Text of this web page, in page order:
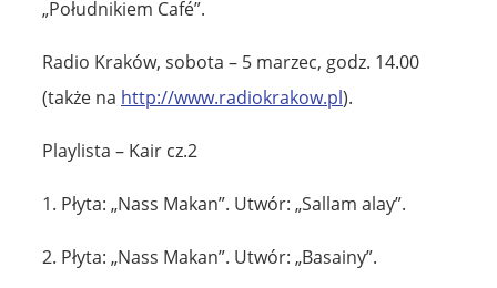
„Południkiem Café”.
Radio Kraków, sobota – 5 marzec, godz. 14.00
(także na http://www.radiokrakow.pl).
Playlista – Kair cz.2
1. Płyta: „Nass Makan”. Utwór: „Sallam alay”.
2. Płyta: „Nass Makan”. Utwór: „Basainy”.